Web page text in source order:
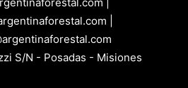
|
|
S/N - Posadas - Misiones